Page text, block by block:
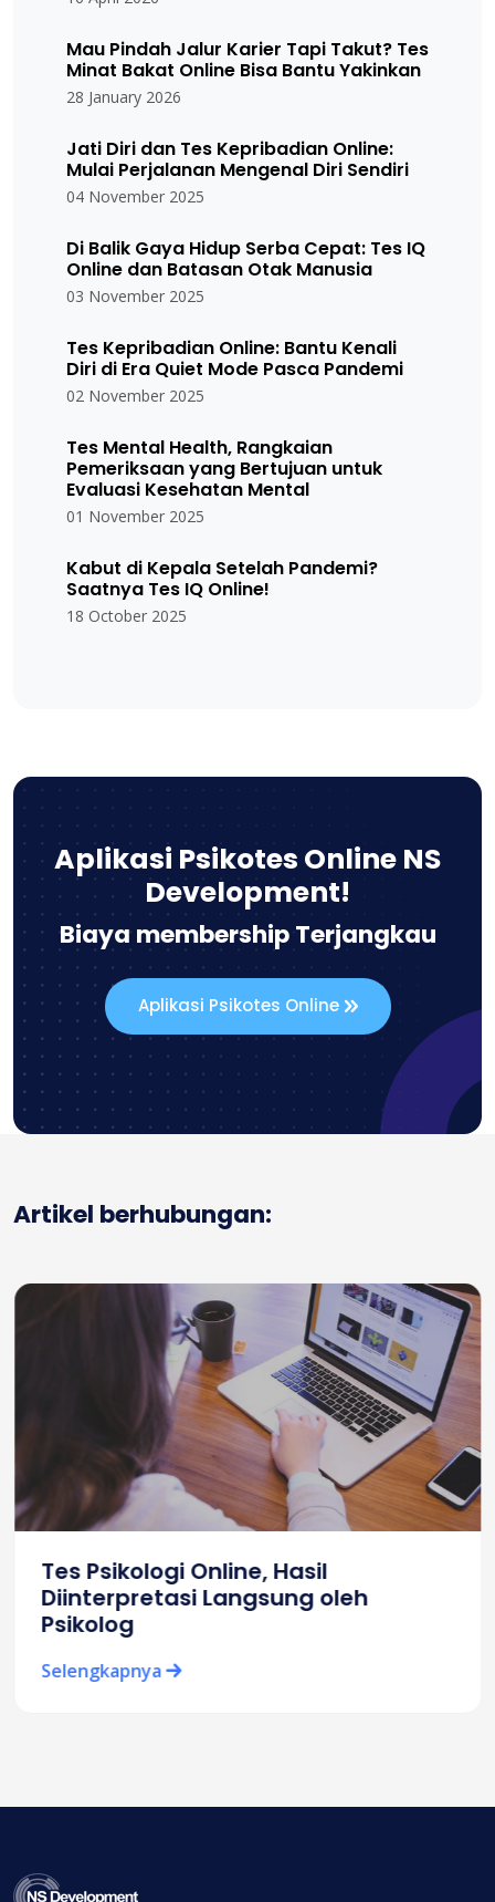
Mau Pindah Jalur Karier Tapi Takut? Tes
Minat Bakat Online Bisa Bantu Yakinkan
28 January 2026
Jati Diri dan Tes Kepribadian Online:
Mulai Perjalanan Mengenal Diri Sendiri
04 November 2025
Di Balik Gaya Hidup Serba Cepat: Tes IQ
Online dan Batasan Otak Manusia
03 November 2025
Tes Kepribadian Online: Bantu Kenali
Diri di Era Quiet Mode Pasca Pandemi
02 November 2025
Tes Mental Health, Rangkaian
Pemeriksaan yang Bertujuan untuk
Evaluasi Kesehatan Mental
01 November 2025
Kabut di Kepala Setelah Pandemi?
Saatnya Tes IQ Online!
18 October 2025
Aplikasi Psikotes Online NS
Development!
Biaya membership Terjangkau
Aplikasi Psikotes Online
Artikel berhubungan:
Tes Psikologi Online, Hasil
Diinterpretasi Langsung oleh
Psikolog
Selengkapnya